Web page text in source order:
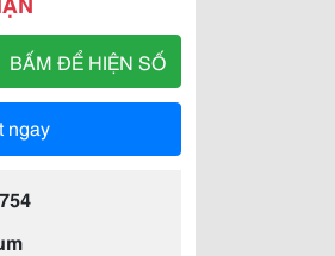
BẤM ĐỂ HIỆN SỐ
ngay